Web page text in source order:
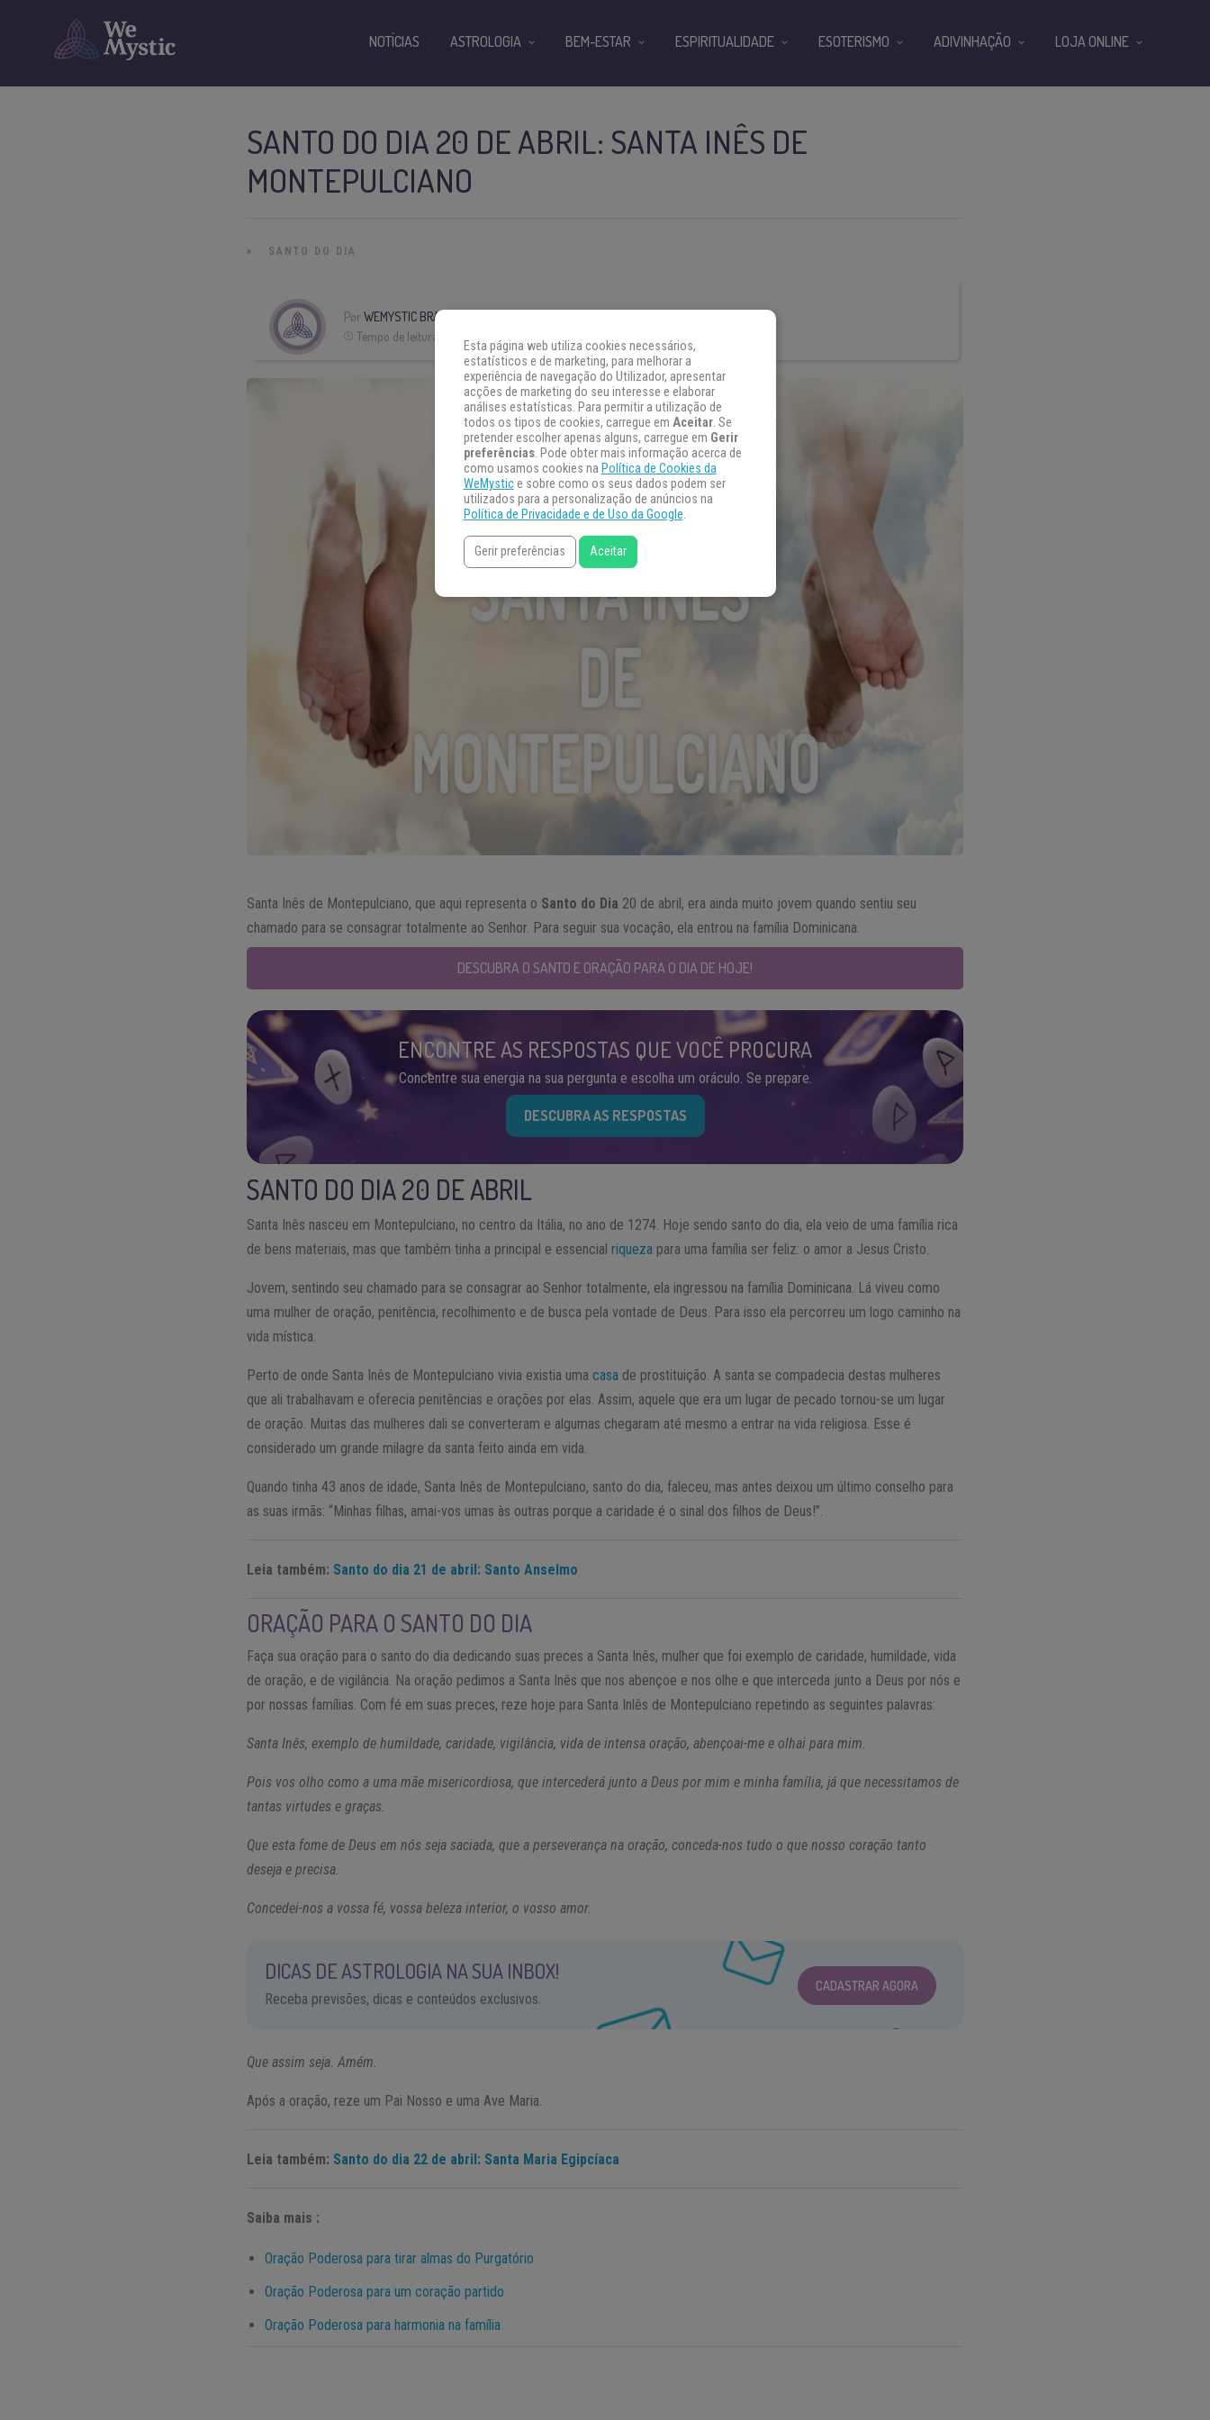
SANTO DO DIA 20 DE ABRIL: SANTA INÊS DE
MONTEPULCIANO
» SANTO DO DIA
PorWEMYSTIC BRASIL
Tempo de leitura:
Santa Inês de Montepulciano, que aqui representa o Santo do Dia 20 de abril, era ainda muito jovem quando sentiu seu
chamado para se consagrar totalmente ao Senhor. Para seguir sua vocação, ela entrou na família Dominicana.
DESCUBRA O SANTO E ORAÇÃO PARA O DIA DE HOJE!
ENCONTRE AS RESPOSTAS QUE VOCÊ PROCURA
Concentre sua energia na sua pergunta e escolha um oráculo. Se prepare.
DESCUBRA AS RESPOSTAS
SANTO DO DIA 20 DE ABRIL
Santa Inês nasceu em Montepulciano, no centro da Itália, no ano de 1274. Hoje sendo santo do dia, ela veio de uma família rica
de bens materiais, mas que também tinha a principal e essencialriqueza para uma família ser feliz: o amor a Jesus Cristo.
Jovem, sentindo seu chamado para se consagrar ao Senhor totalmente, ela ingressou na família Dominicana. Lá viveu como
uma mulher de oração, penitência, recolhimento e de busca pela vontade de Deus. Para isso ela percorreu um logo caminho na
vida mística.
Perto de onde Santa Inês de Montepulciano vivia existia umacasa de prostituição. A santa se compadecia destas mulheres
que ali trabalhavam e oferecia penitências e orações por elas. Assim, aquele que era um lugar de pecado tornou-se um lugar
de oração. Muitas das mulheres dali se converteram e algumas chegaram até mesmo a entrar na vida religiosa. Esse é
considerado um grande milagre da santa feito ainda em vida.
Quando tinha 43 anos de idade, Santa Inês de Montepulciano, santo do dia, faleceu, mas antes deixou um último conselho para
as suas irmãs: “Minhas filhas, amai-vos umas às outras porque a caridade é o sinal dos filhos de Deus!”.
Leia também: Santo do dia 21 de abril: Santo Anselmo
ORAÇÃO PARA O SANTO DO DIA
Faça sua oração para o santo do dia dedicando suas preces a Santa Inês, mulher que foi exemplo de caridade, humildade, vida
de oração, e de vigilância. Na oração pedimos a Santa Inês que nos abençoe e nos olhe e que interceda junto a Deus por nós e
por nossas famílias. Com fé em suas preces, reze hoje para Santa Inlês de Montepulciano repetindo as seguintes palavras:
Santa Inês, exemplo de humildade, caridade, vigilância, vida de intensa oração, abençoai-me e olhai para mim.
Pois vos olho como a uma mãe misericordiosa, que intercederá junto a Deus por mim e minha família, já que necessitamos de
tantas virtudes e graças.
Que esta fome de Deus em nós seja saciada, que a perseverança na oração, conceda-nos tudo o que nosso coração tanto
deseja e precisa.
Concedei-nos a vossa fé, vossa beleza interior, o vosso amor.
DICAS DE ASTROLOGIA NA SUA INBOX!
Receba previsões, dicas e conteúdos exclusivos.
CADASTRAR AGORA
Que assim seja. Amém.
Após a oração, reze um Pai Nosso e uma Ave Maria.
Leia também: Santo do dia 22 de abril: Santa Maria Egipcíaca
Saiba mais :
Oração Poderosa para tirar almas do Purgatório
Oração Poderosa para um coração partido
Oração Poderosa para harmonia na família
NOTÍCIAS ASTROLOGIA BEM-ESTAR ESPIRITUALIDADE ESOTERISMO ADIVINHAÇÃO LOJA ONLINE
Esta página web utiliza cookies necessários,
estatísticos e de marketing, para melhorar a
experiência de navegação do Utilizador, apresentar
acções de marketing do seu interesse e elaborar
análises estatísticas. Para permitir a utilização de
todos os tipos de cookies, carregue em Aceitar. Se
pretender escolher apenas alguns, carregue em Gerir
preferências. Pode obter mais informação acerca de
como usamos cookies na Política de Cookies da
WeMystice sobre como os seus dados podem ser
utilizados para a personalização de anúncios na
Política de Privacidade e de Uso da Google.
Gerir preferências Aceitar